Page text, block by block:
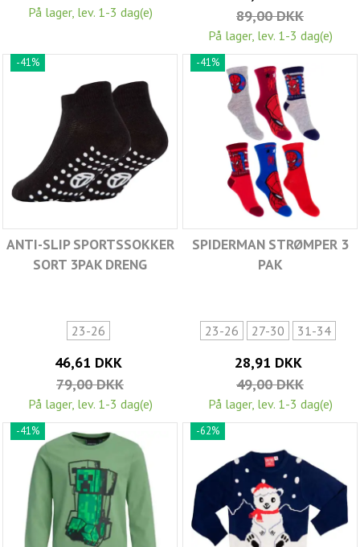
På lager, lev. 1-3 dag(e)
89,00 DKK
På lager, lev. 1-3 dag(e)
-41%
ANTI-SLIP SPORTSSOKKER
SORT 3PAK DRENG
23-26
46,61 DKK
79,00 DKK
På lager, lev. 1-3 dag(e)
-41%
SPIDERMAN STRØMPER 3
PAK
23-26 27-30 31-34
28,91 DKK
49,00 DKK
På lager, lev. 1-3 dag(e)
-41% -62%